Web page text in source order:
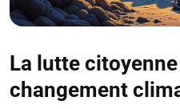
La lutte
changement